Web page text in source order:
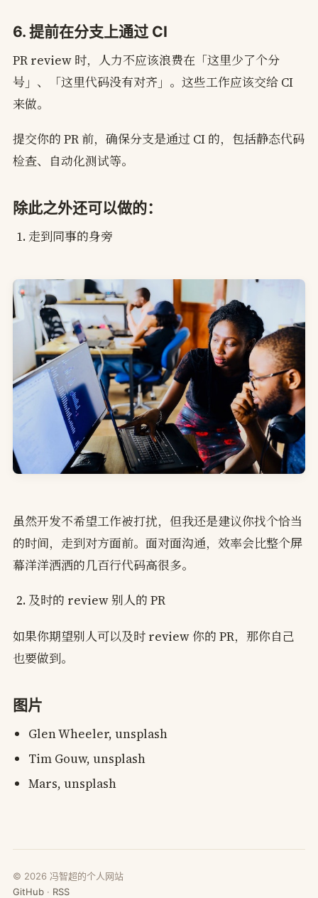
6. 提前在分支上通过 CI
PR review 时，人力不应该浪费在「这里少了个分
号」、「这里代码没有对齐」。这些工作应该交给 CI
来做。
提交你的 PR 前，确保分支是通过 CI 的，包括静态代码
检查、自动化测试等。
除此之外还可以做的：
走到同事的身旁
虽然开发不希望工作被打扰，但我还是建议你找个恰当
的时间，走到对方面前。面对面沟通，效率会比整个屏
幕洋洋洒洒的几百行代码高很多。
及时的 review 别人的 PR
如果你期望别人可以及时 review 你的 PR，那你自己
也要做到。
图片
Glen Wheeler, unsplash
Tim Gouw, unsplash
Mars, unsplash
© 2026 冯智超的个人网站
GitHub · RSS